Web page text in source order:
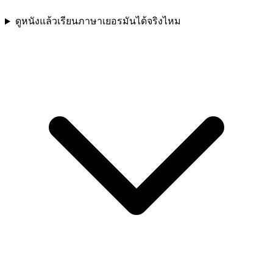
ดูหนังแล้วเรียนภาษาเยอรมันได้จริงไหม